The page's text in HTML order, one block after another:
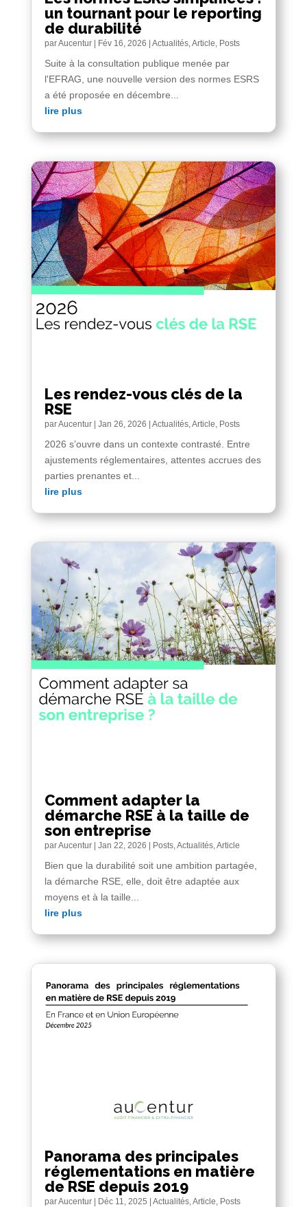
un tournant pour le reporting
de durabilité
parAucentur| Fév 16, 2026 Actualités,Article, Posts
Suite à la consultation publique menée par
l'EFRAG, une nouvelle version des normes ESRS
a été proposée en décembre...
lire plus
Les rendez-vous clés de la
RSE
parAucentur| Jan 26, 2026 | Actualités,Article, Posts
2026 s’ouvre dans un contexte contrasté. Entre
ajustements réglementaires, attentes accrues des
parties prenantes et...
lire plus
Comment adapter la
démarche RSE à la taille de
son entreprise
parAucentur| Jan 22, 2026 | Posts, Actualités, Article
Bien que la durabilité soit une ambition partagée,
la démarche RSE, elle, doit être adaptée aux
moyens et à la taille...
lire plus
Panorama des principales
réglementations en matière
de RSE depuis 2019
parAucentur| Déc 11, 2025 | Actualités,Article, Posts